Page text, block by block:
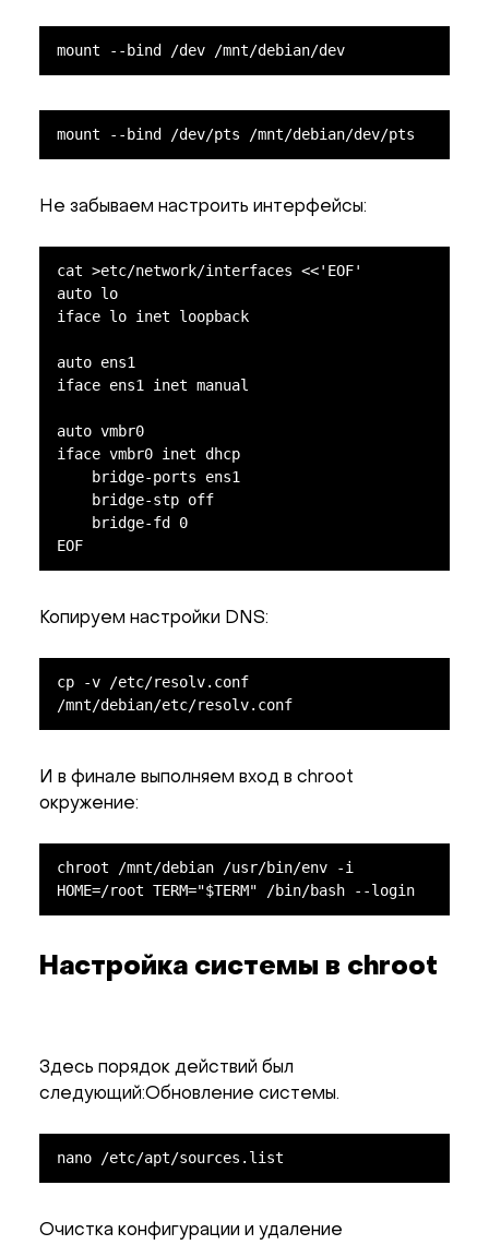
mount --bind /dev /mnt/debian/dev
mount --bind /dev/pts /mnt/debian/dev/pts
Не забываем настроить интерфейсы:
cat >etc/network/interfaces <<'EOF'
auto lo
iface lo inet loopback
auto ens1
iface ens1 inet manual
auto vmbr0
iface vmbr0 inet dhcp
EOF
Копируем настройки DNS:
cp -v /etc/resolv.conf
/mnt/debian/etc/resolv.conf
И в финале выполняем вход в chroot
окружение:
chroot /mnt/debian /usr/bin/env -i
HOME=/root TERM="$TERM" /bin/bash --login
Настройка системы в chroot
Здесь порядок действий был
следующий:Обновление системы.
nano /etc/apt/sources.list
Очистка конфигурации и удаление